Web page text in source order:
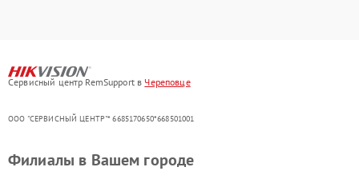
Сервисный центр RemSupport в Череповце
ООО "СЕРВИСНЫЙ ЦЕНТР"* 6685170650*668501001
Филиалы в Вашем городе